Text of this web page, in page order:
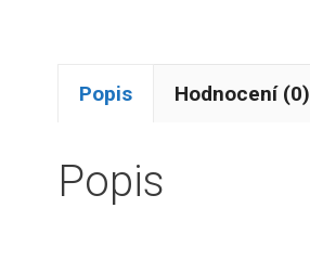
Popis Hodnocení (0)
Popis